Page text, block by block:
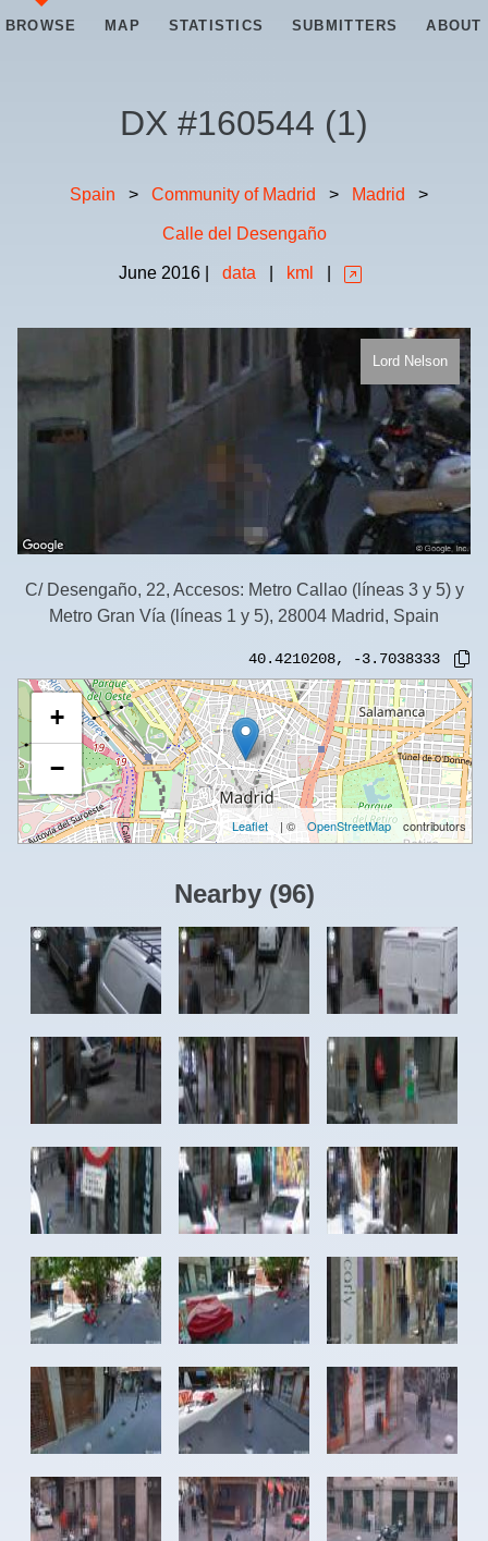
BROWSE MAP STATISTICS SUBMITTERS ABOUT
DX #160544 (1)
Spain > Community of Madrid > Madrid >
Calle del Desengaño
June 2016| data kml
Lord Nelson
C/ Desengaño, 22, Accesos: Metro Callao (líneas 3 y 5) y
Metro Gran Vía (líneas 1 y 5), 28004 Madrid, Spain
40.4210208, -3.7038333
+
−
Leaflet | © OpenStreetMap contributors
Nearby (96)